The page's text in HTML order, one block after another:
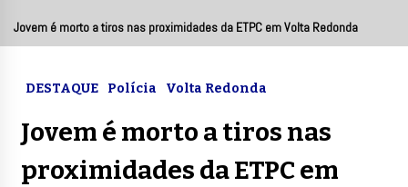
Jovem é morto a tiros nas proximidades da ETPC em Volta Redonda
DESTAQUE Polícia Volta Redonda
Jovem é morto a tiros nas
proximidades da ETPC em